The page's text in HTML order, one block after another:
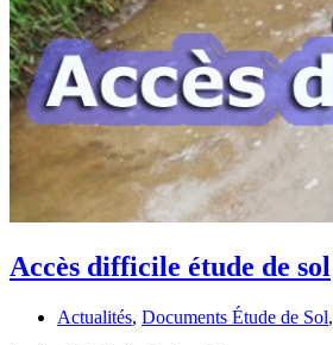
Accès difficile étude de sol
Actualités, Documents Étude de Sol,